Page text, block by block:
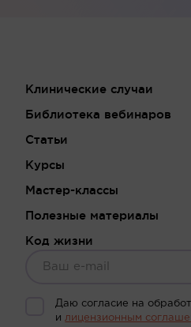
Клинические случаи
Библиотека вебинаров
Статьи
Курсы
Мастер-классы
Полезные материалы
Код жизни
Даю согласие на
илицензионным